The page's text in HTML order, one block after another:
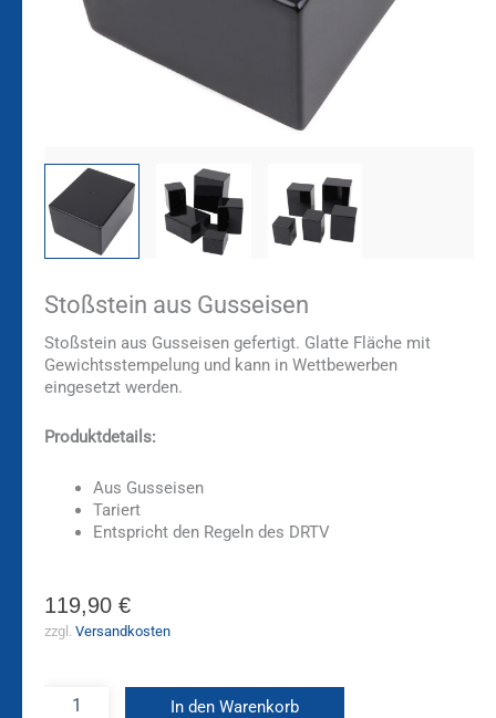
Stoßstein aus Gusseisen
Stoßstein aus Gusseisen gefertigt. Glatte Fläche mit
Gewichtsstempelung und kann in Wettbewerben
eingesetzt werden.
Produktdetails:
Aus Gusseisen
Tariert
Entspricht den Regeln des DRTV
119,90 €
zzgl. Versandkosten
In den Warenkorb